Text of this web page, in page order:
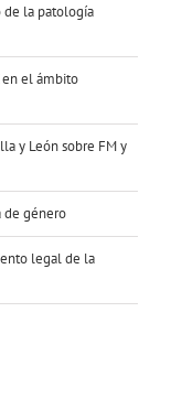
de la patología
en el ámbito
y León sobre FM y
de género
legal de la